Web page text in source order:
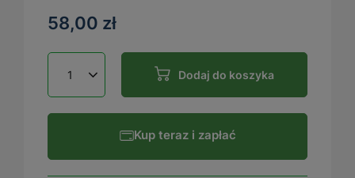
58,00 zł
Dodaj do koszyka
Kup teraz i zapłać